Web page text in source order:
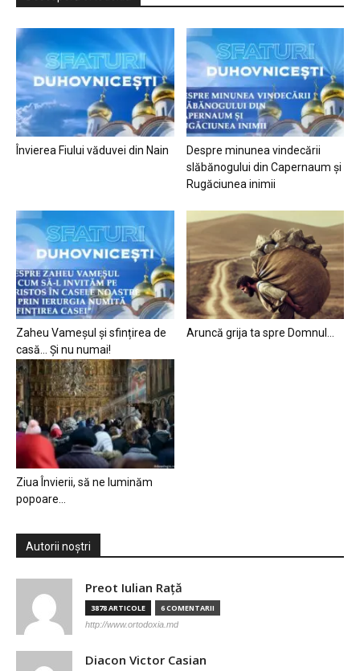
Învierea Fiului văduvei din Nain
Despre minunea vindecării
slăbănogului din Capernaum și
Rugăciunea inimii
Zaheu Vameșul și sfințirea de
casă… Și nu numai!
Aruncă grija ta spre Domnul…
Ziua Învierii, să ne luminăm
popoare…
Autorii noștri
Preot Iulian Raţă
3878 ARTICOLE 6 COMENTARII
http://www.ortodoxia.md
Diacon Victor Casian